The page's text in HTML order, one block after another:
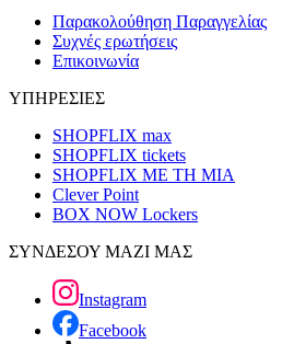
Παρακολούθηση Παραγγελίας
Συχνές ερωτήσεις
Επικοινωνία
ΥΠΗΡΕΣΙΕΣ
SHOPFLIX max
SHOPFLIX tickets
SHOPFLIX ΜΕ ΤΗ ΜΙΑ
Clever Point
BOX NOW Lockers
ΣΥΝΔΕΣΟΥ ΜΑΖΙ ΜΑΣ
Instagram
Facebook